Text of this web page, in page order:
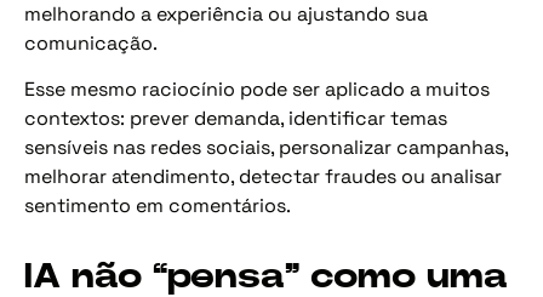
melhorando a experiência ou ajustando sua
comunicação.
Esse mesmo raciocínio pode ser aplicado a muitos
contextos: prever demanda, identificar temas
sensíveis nas redes sociais, personalizar campanhas,
melhorar atendimento, detectar fraudes ou analisar
sentimento em comentários.
IA não “pensa” como uma